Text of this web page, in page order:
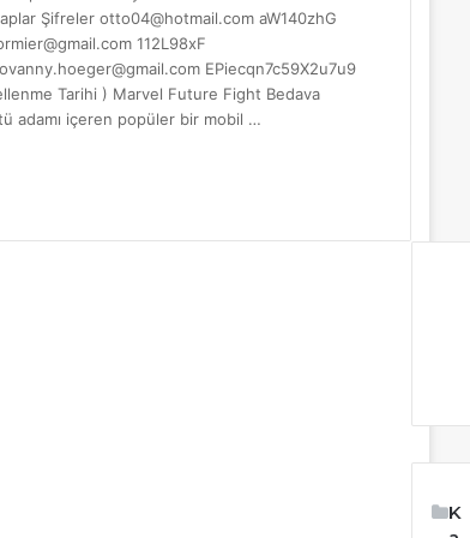
Şifreler otto04@hotmail.comaW140zhG
112L98xF
EPiecqn7c59X2u7u9
Tarihi ) Marvel Future Fight Bedava
adamı içeren popüler bir mobil …
K